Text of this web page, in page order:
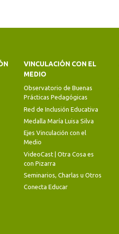
VINCULACIÓN CON EL
MEDIO
Observatorio de Buenas
Prácticas Pedagógicas
Red de Inclusión Educativa
Medalla María Luisa Silva
Ejes Vinculación con el
Medio
VideoCast | Otra Cosa es
con Pizarra
Seminarios, Charlas u Otros
Conecta Educar